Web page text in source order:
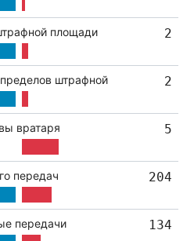
площади 2
штрафной 2
вратаря 5
передач 204
передачи 134